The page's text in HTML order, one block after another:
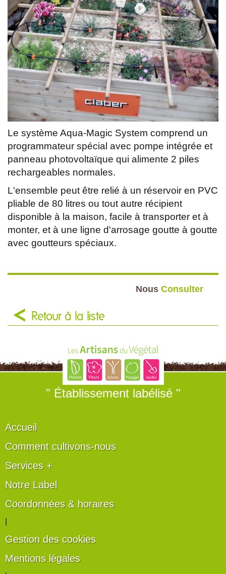
Le système Aqua-Magic System comprend un
programmateur spécial avec pompe intégrée et
panneau photovoltaïque qui alimente 2 piles
rechargeables normales.
L'ensemble peut être relié à un réservoir en PVC
pliable de 80 litres ou tout autre récipient
disponible à la maison, facile à transporter et à
monter, et à une ligne d'arrosage goutte à goutte
avec goutteurs spéciaux.
Nous Consulter
Retour à la liste
" Établissement labélisé "
Accueil
Comment cultivons-nous
Services +
Notre Label
Coordonnées & horaires
Gestion des cookies
Mentions légales